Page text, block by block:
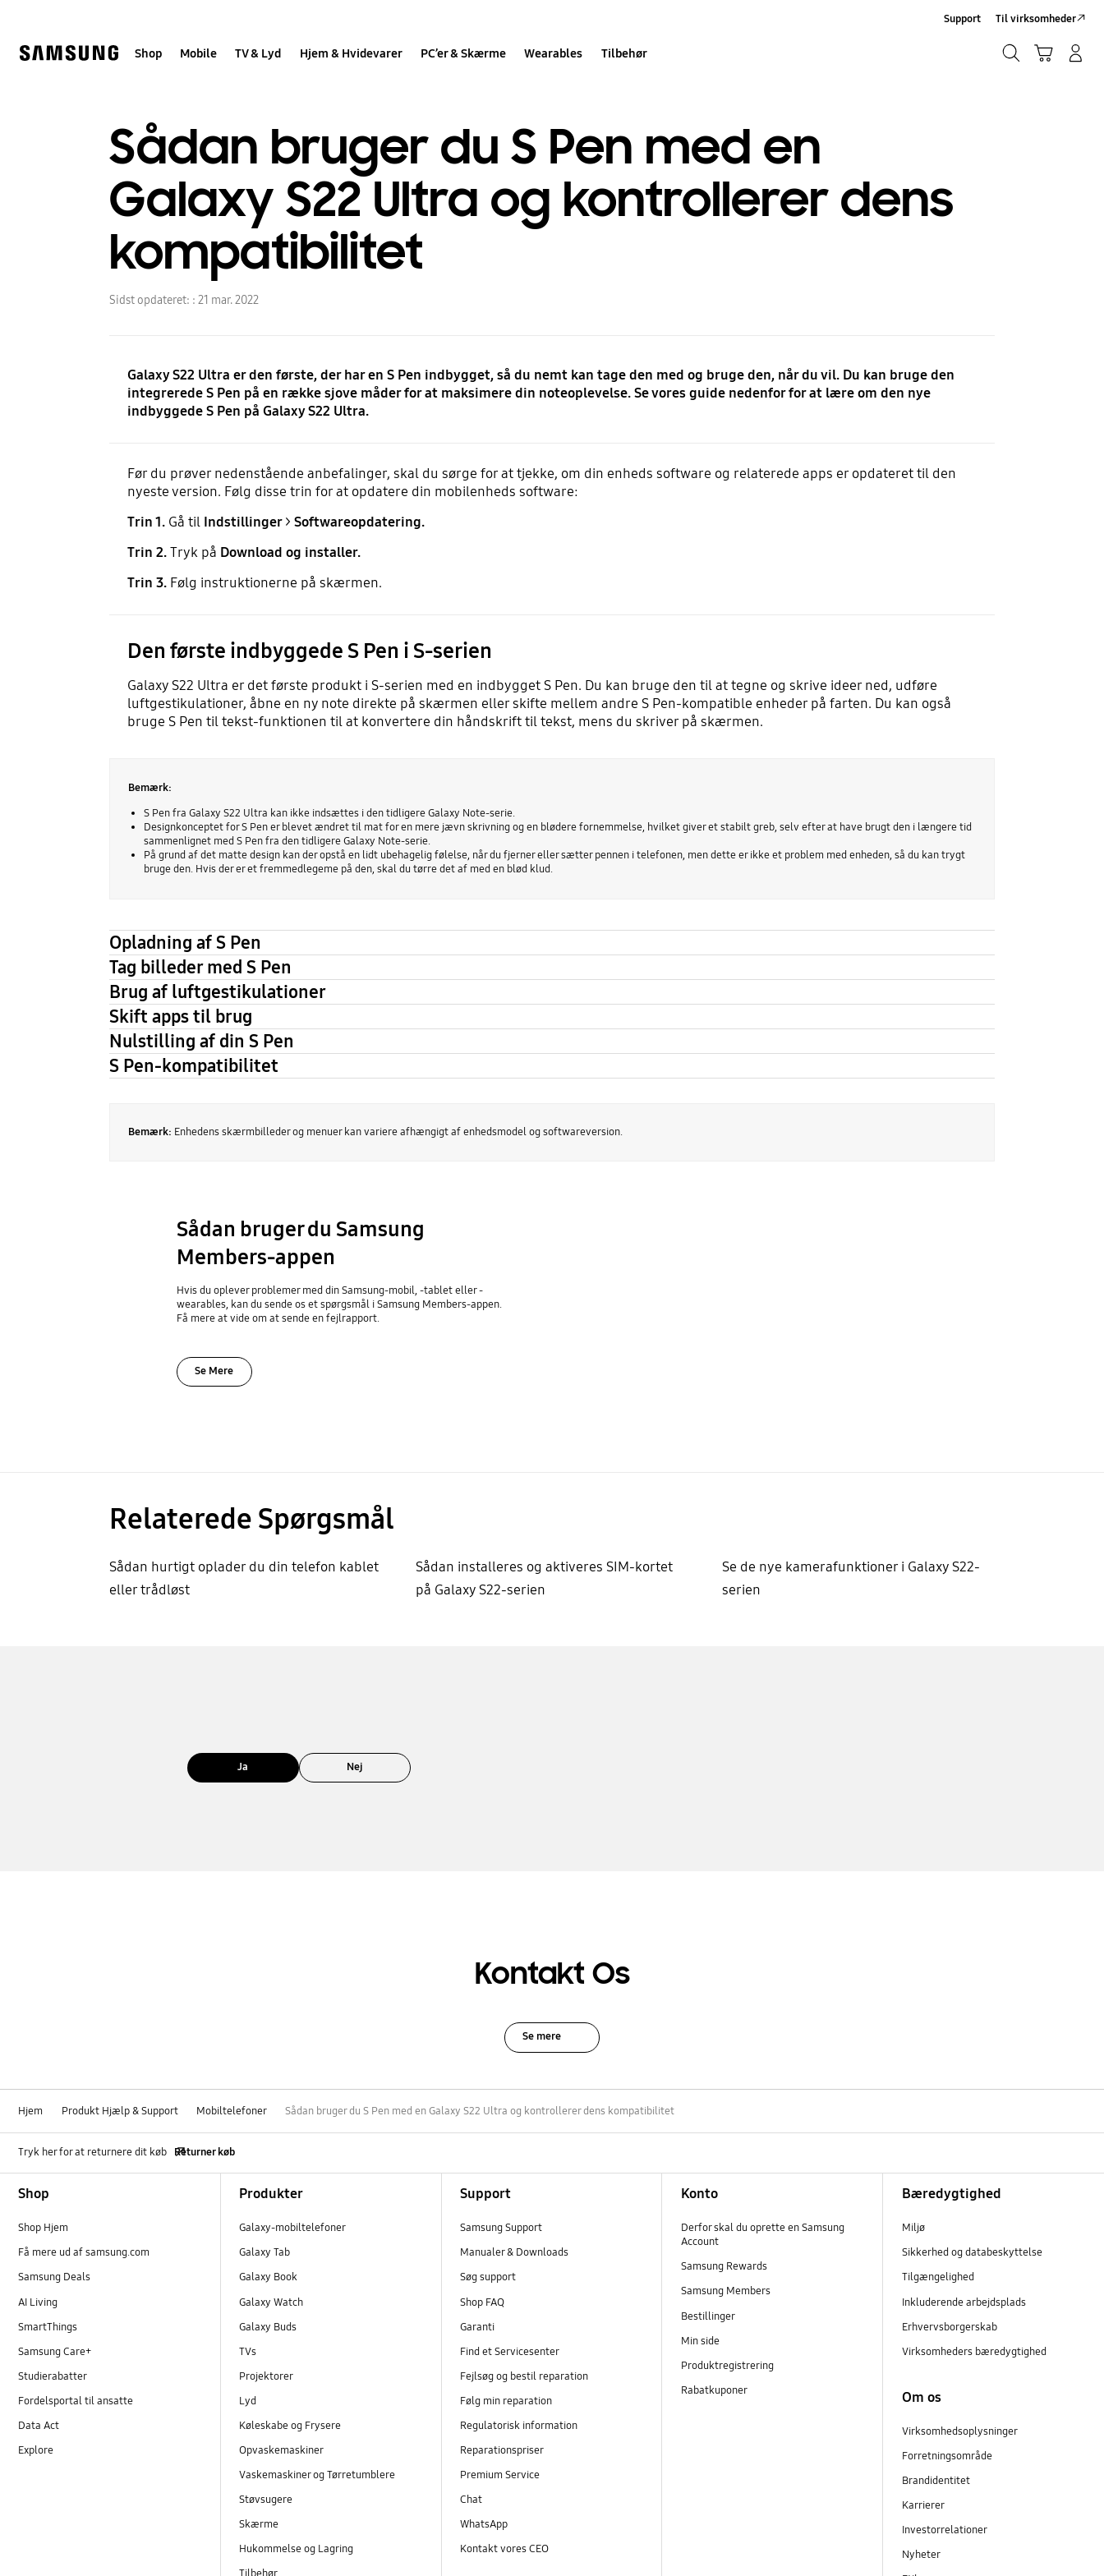
Shop Mobile TV & Lyd Hjem & Hvidevarer PC’er & Skærme Wearables Tilbehør
Support Til virksomheder
Sådan bruger du S Pen med en
Galaxy S22 Ultra og kontrollerer dens
kompatibilitet
Sidst opdateret: : 21 mar. 2022
Galaxy S22 Ultra er den første, der har en S Pen indbygget, så du nemt kan tage den med og bruge den, når du vil. Du kan bruge den
integrerede S Pen på en række sjove måder for at maksimere din noteoplevelse. Se vores guide nedenfor for at lære om den nye
indbyggede S Pen på Galaxy S22 Ultra.
Før du prøver nedenstående anbefalinger, skal du sørge for at tjekke, om din enheds software og relaterede apps er opdateret til den
nyeste version. Følg disse trin for at opdatere din mobilenheds software:
Trin 1. Gå til Indstillinger> Softwareopdatering.
Trin 2.Tryk på Download og installer.
Trin 3. Følg instruktionerne på skærmen.
Den første indbyggede S Pen i S-serien
Galaxy S22 Ultra er det første produkt i S-serien med en indbygget S Pen. Du kan bruge den til at tegne og skrive ideer ned, udføre
luftgestikulationer, åbne en ny note direkte på skærmen eller skifte mellem andre S Pen-kompatible enheder på farten. Du kan også
bruge S Pen til tekst-funktionen til at konvertere din håndskrift til tekst, mens du skriver på skærmen.
Bemærk:
S Pen fra Galaxy S22 Ultra kan ikke indsættes i den tidligere Galaxy Note-serie.
Designkonceptet for S Pen er blevet ændret til mat for en mere jævn skrivning og en blødere fornemmelse, hvilket giver et stabilt greb, selv efter at have brugt den i længere tid
sammenlignet med S Pen fra den tidligere Galaxy Note-serie.
På grund af det matte design kan der opstå en lidt ubehagelig følelse, når du fjerner eller sætter pennen i telefonen, men dette er ikke et problem med enheden, så du kan trygt
bruge den. Hvis der er et fremmedlegeme på den, skal du tørre det af med en blød klud.
Opladning af S Pen
Tag billeder med S Pen
Brug af luftgestikulationer
Skift apps til brug
Nulstilling af din S Pen
S Pen-kompatibilitet
Bemærk: Enhedens skærmbilleder og menuer kan variere afhængigt af enhedsmodel og softwareversion.
Sådan bruger du Samsung
Members-appen
Hvis du oplever problemer med din Samsung-mobil, -tablet eller -
wearables, kan du sende os et spørgsmål i Samsung Members-appen.
Få mere at vide om at sende en fejlrapport.
Se Mere
Relaterede Spørgsmål
Sådan hurtigt oplader du din telefon kablet
eller trådløst
Sådan installeres og aktiveres SIM-kortet
på Galaxy S22-serien
Se de nye kamerafunktioner i Galaxy S22-
serien
Ja Nej
Kontakt Os
Se mere
Hjem Produkt Hjælp & Support Mobiltelefoner Sådan bruger du S Pen med en Galaxy S22 Ultra og kontrollerer dens kompatibilitet
Tryk her for at returnere dit køb Returner køb
Shop
Shop Hjem
Få mere ud af samsung.com
Samsung Deals
AI Living
SmartThings
Samsung Care+
Studierabatter
Fordelsportal til ansatte
Data Act
Explore
Produkter
Galaxy-mobiltelefoner
Galaxy Tab
Galaxy Book
Galaxy Watch
Galaxy Buds
TVs
Projektorer
Lyd
Køleskabe og Frysere
Opvaskemaskiner
Vaskemaskiner og Tørretumblere
Støvsugere
Skærme
Hukommelse og Lagring
Support
Samsung Support
Manualer & Downloads
Søg support
Shop FAQ
Garanti
Find et Servicesenter
Fejlsøg og bestil reparation
Følg min reparation
Regulatorisk information
Reparationspriser
Premium Service
Chat
WhatsApp
Kontakt vores CEO
Konto
Derfor skal du oprette en Samsung
Account
Samsung Rewards
Samsung Members
Bestillinger
Min side
Produktregistrering
Rabatkuponer
Bæredygtighed
Miljø
Sikkerhed og databeskyttelse
Tilgængelighed
Inkluderende arbejdsplads
Erhvervsborgerskab
Virksomheders bæredygtighed
Om os
Virksomhedsoplysninger
Forretningsområde
Brandidentitet
Karrierer
Investorrelationer
Nyheter